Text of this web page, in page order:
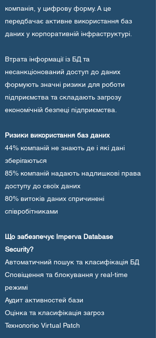
компанія, у цифрову форму. А це
передбачає активне використання баз
даних у корпоративній інфраструктурі.
Втрата інформації із БД та
несанкціонований доступ до даних
формують значні ризики для роботи
підприємства та складають загрозу
економічній безпеці підприємства.
Ризики використання баз даних
44% компаній не знають де і які дані
зберігаються
85% компаній надають надлишкові права
доступу до своїх даних
80% витоків даних спричинені
співробітниками
Що забезпечує Imperva Database
Security?
Автоматичний пошук та класифікація БД
Сповіщення та блокування у real-time
режимі
Аудит активностей бази
Оцінка та класифікація загроз
Технологію Virtual Patch